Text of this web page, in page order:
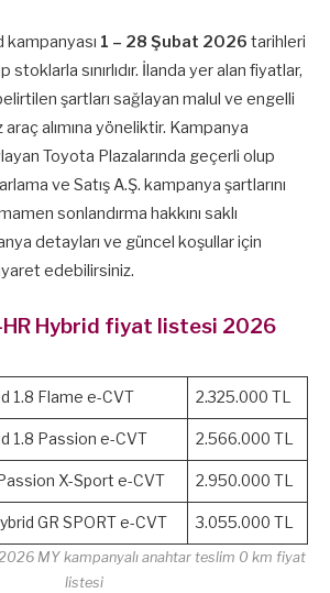
kampanyası 1 – 28 Şubat 2026 tarihleri
stoklarla sınırlıdır. İlanda yer alan fiyatlar,
şartları sağlayan malul ve engelli
araç alımına yöneliktir. Kampanya
Toyota Plazalarında geçerli olup
ve Satış A.Ş. kampanya şartlarını
sonlandırma hakkını saklı
detayları ve güncel koşullar için
edebilirsiniz.
HR Hybrid fiyat listesi 2026
1.8 Flame e-CVT 2.325.000 TL
1.8 Passion e-CVT 2.566.000 TL
X-Sport e-CVT 2.950.000 TL
GR SPORT e-CVT 3.055.000 TL
MY kampanyalı anahtar teslim 0 km fiyat
listesi